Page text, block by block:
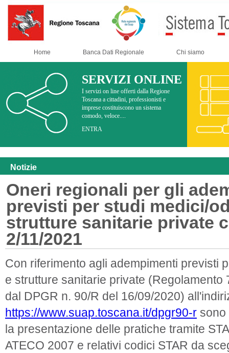
Home Banca Dati Regionale Chi siamo
SERVIZI ONLINE
I servizi on line offerti dalla Regione
Toscana a cittadini, professionisti e
imprese costituiscono un sistema
comodo, veloce....
ENTRA
Notizie
Oneri regionali per gli
previsti per studi medici/
strutture sanitarie private
2/11/2021
Con riferimento agli adempimenti previsti
e strutture sanitarie private (Regolamento
dal DPGR n. 90/R del 16/09/2020)
https://www.suap.toscana.it/dpgr90-r sono
la presentazione delle pratiche tramite
ATECO 2007 e relativi codici STAR da